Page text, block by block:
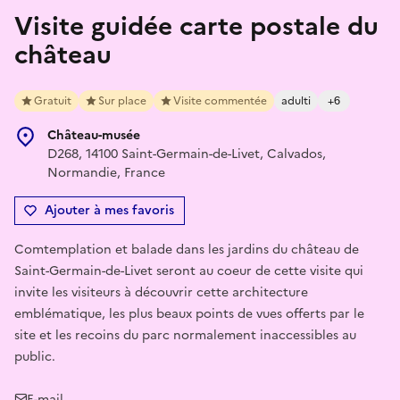
Visite guidée carte postale du
château
Gratuit Sur place Visite commentée adulti +6
Château-musée
D268, 14100 Saint-Germain-de-Livet, Calvados,
Normandie, France
Ajouter à mes favoris
Comtemplation et balade dans les jardins du château de
Saint-Germain-de-Livet seront au coeur de cette visite qui
invite les visiteurs à découvrir cette architecture
emblématique, les plus beaux points de vues offerts par le
site et les recoins du parc normalement inaccessibles au
public.